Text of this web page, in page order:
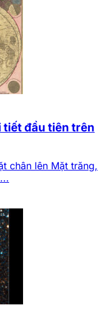
tiết đầu tiên trên
chân lên Mặt trăng,